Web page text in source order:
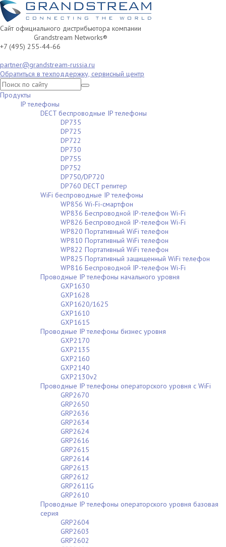
Сайт официального дистрибьютора компании
Grandstream Networks®
+7 (495) 255-44-66
partner@grandstream-russia.ru
Обратиться в техподдержку, сервисный центр
Продукты
IP телефоны
DECT беспроводные IP телефоны
DP735
DP725
DP722
DP730
DP755
DP752
DP750/DP720
DP760 DECT репитер
WiFi беспроводные IP телефоны
WP856 Wi-Fi-смартфон
WP836 Беспроводной IP-телефон Wi-Fi
WP826 Беспроводной IP-телефон Wi-Fi
WP820 Портативный WiFi телефон
WP810 Портативный WiFi телефон
WP822 Портативный WiFi телефон
WP825 Портативный защищенный WiFi телефон
WP816 Беспроводной IP-телефон Wi-Fi
Проводные IP телефоны начального уровня
GXP1630
GXP1628
GXP1620/1625
GXP1610
GXP1615
Проводные IP телефоны бизнес уровня
GXP2170
GXP2135
GXP2160
GXP2140
GXP2130v2
Проводные IP телефоны операторского уровня с WiFi
GRP2670
GRP2650
GRP2636
GRP2634
GRP2624
GRP2616
GRP2615
GRP2614
GRP2613
GRP2612
GRP2611G
GRP2610
Проводные IP телефоны операторского уровня базовая
серия
GRP2604
GRP2603
GRP2602